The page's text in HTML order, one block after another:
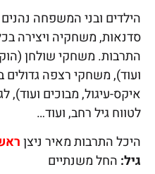
הילדים ובני המשפחה
התרבות. משחקי שולחן
ועוד), משחקי רצפה גדולים
איקס-עיגול, מבוכים ועוד),
לטווח גיל רחב, ועוד…
היכל התרבות מאיר ניצן
גיל: החל משנתיים